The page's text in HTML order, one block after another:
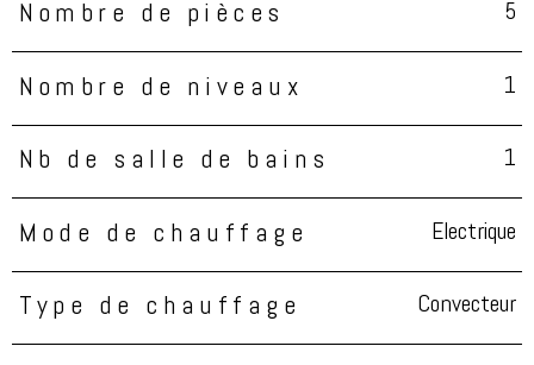
Nombre de pièces 5
Nombre de niveaux 1
Nb de salle de bains 1
Mode de chauffage Electrique
Type de chauffage Convecteur